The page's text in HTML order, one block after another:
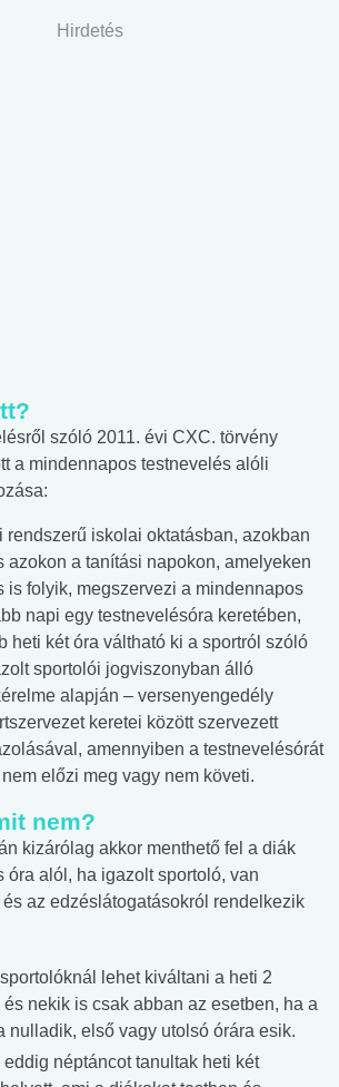
Hirdetés
szóló 2011. évi CXC. törvény
a mindennapos testnevelés alóli
rendszerű iskolai oktatásban, azokban
azokon a tanítási napokon, amelyeken
is folyik, megszervezi a mindennapos
napi egy testnevelésóra keretében,
heti két óra váltható ki a sportról szóló
sportolói jogviszonyban álló
alapján – versenyengedély
keretei között szervezett
amennyiben a testnevelésórát
előzi meg vagy nem követi.
nem?
kizárólag akkor menthető fel a diák
óra alól, ha igazolt sportoló, van
az edzéslátogatásokról rendelkezik
lehet kiváltani a heti 2
nekik is csak abban az esetben, ha a
nulladik, első vagy utolsó órára esik.
néptáncot tanultak heti két